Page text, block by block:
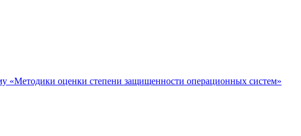
«Методики оценки степени защищенности операционных систем»